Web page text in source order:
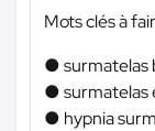
Mots clés à
● surmatelas
● surmatelas
● hypnia